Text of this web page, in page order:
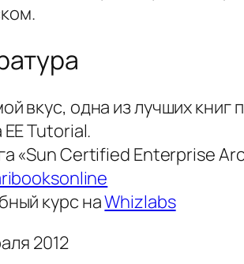
вкус, одна из лучших книг
EE Tutorial.
«Sun Certified Enterprise
курс наWhizlabs
2012